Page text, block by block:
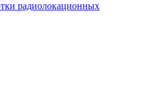
радиолокационных